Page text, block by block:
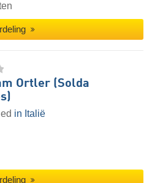
Ortler (Solda
in Italië